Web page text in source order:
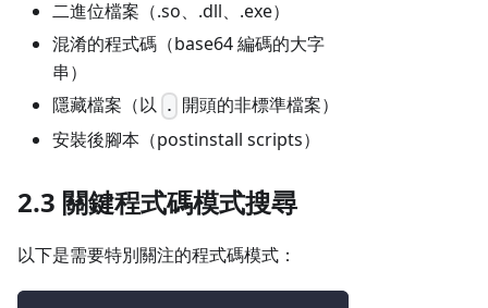
二進位檔案（.so、.dll、.exe）
混淆的程式碼（base64 編碼的大字
串）
隱藏檔案（以
.
開頭的非標準檔案）
安裝後腳本（postinstall scripts）
2.3 關鍵程式碼模式搜尋
以下是需要特別關注的程式碼模式：